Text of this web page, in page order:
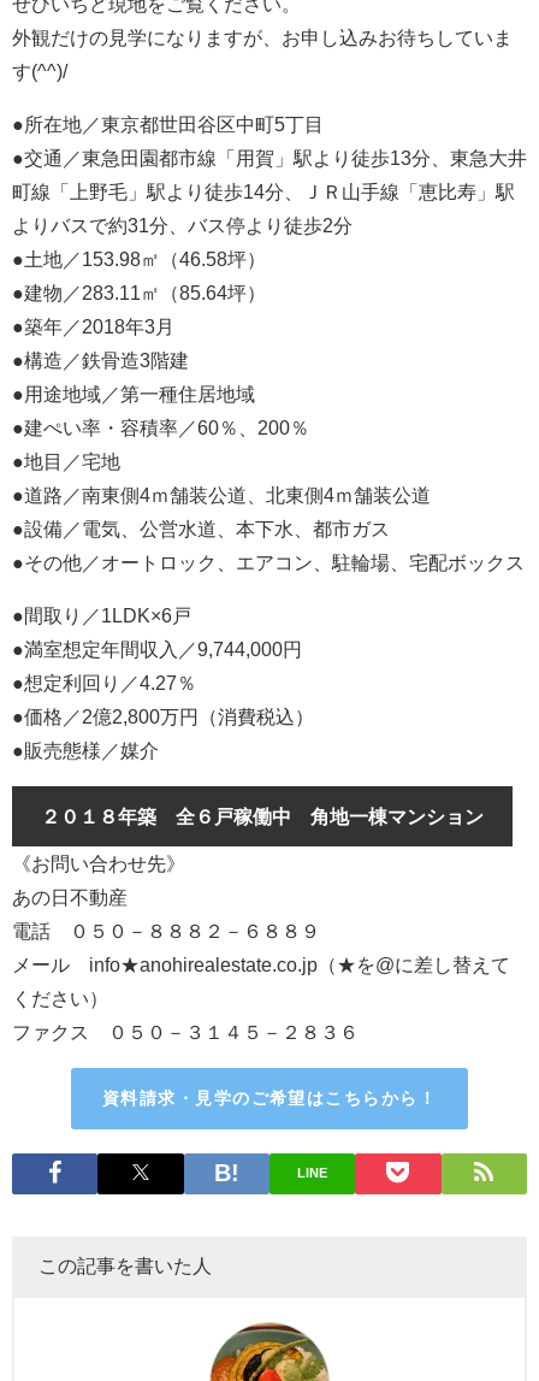
ぜひいちど現地をご覧ください。
外観だけの見学になりますが、お申し込みお待ちしていま
す(^^)/
●所在地／東京都世田谷区中町5丁目
●交通／東急田園都市線「用賀」駅より徒歩13分、東急大井
町線「上野毛」駅より徒歩14分、ＪＲ山手線「恵比寿」駅
よりバスで約31分、バス停より徒歩2分
●土地／153.98㎡（46.58坪）
●建物／283.11㎡（85.64坪）
●築年／2018年3月
●構造／鉄骨造3階建
●用途地域／第一種住居地域
●建ぺい率・容積率／60％、200％
●地目／宅地
●道路／南東側4ｍ舗装公道、北東側4ｍ舗装公道
●設備／電気、公営水道、本下水、都市ガス
●その他／オートロック、エアコン、駐輪場、宅配ボックス
●間取り／1LDK×6戸
●満室想定年間収入／9,744,000円
●想定利回り／4.27％
●価格／2億2,800万円（消費税込）
●販売態様／媒介
２０１８年築 全６戸稼働中 角地一棟マンション
《お問い合わせ先》
あの日不動産
電話 ０５０－８８８２－６８８９
メール info★anohirealestate.co.jp（★を@に差し替えて
ください）
ファクス ０５０－３１４５－２８３６
資料請求・見学のご希望はこちらから！
LINE
この記事を書いた人